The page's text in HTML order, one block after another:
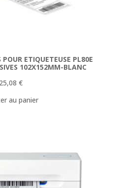
ETIQUETEUSE PL80E
102X152MM-BLANC
25,08 €
au panier